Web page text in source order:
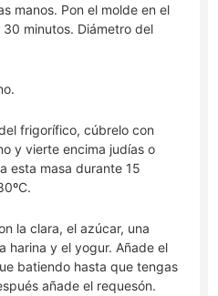
manos. Pon el molde en el
minutos. Diámetro del
frigorífico, cúbrelo con
y vierte encima judías o
esta masa durante 15
la clara, el azúcar, una
harina y el yogur. Añade el
batiendo hasta que tengas
añade el requesón.